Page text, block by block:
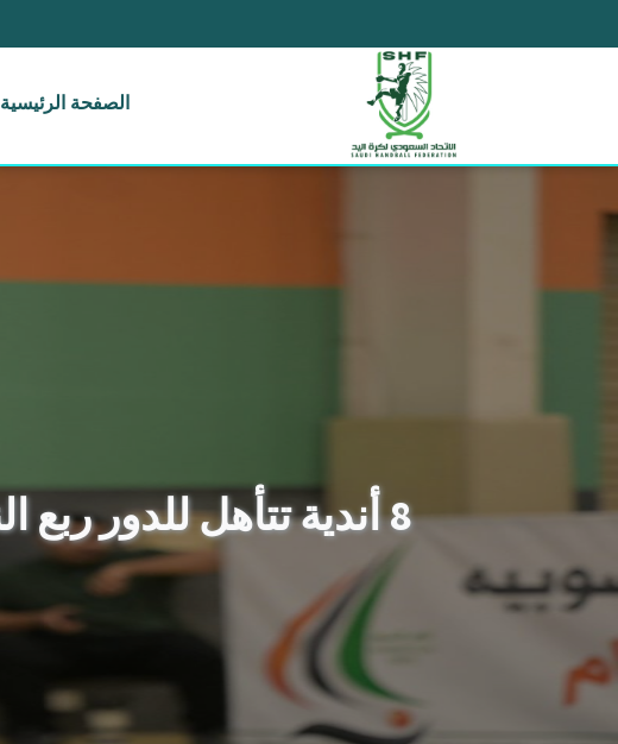
الصفحة الرئيسية
8 أندية تتأهل للدور ربع النهائي من منافسات بطولة المملكة لبراعم اليد